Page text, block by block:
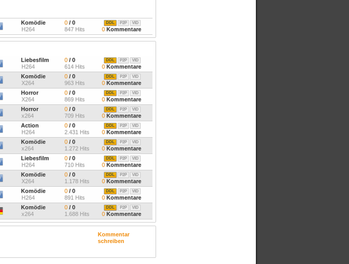
Komödie
H264
0 / 0
847 Hits
VID
P2P
DDL
0 Kommentare
Liebesfilm
H264
0 / 0
614 Hits
VID
P2P
DDL
0 Kommentare
Komödie
X264
0 / 0
963 Hits
VID
P2P
DDL
0 Kommentare
Horror
X264
0 / 0
869 Hits
VID
P2P
DDL
0 Kommentare
Horror
x264
0 / 0
709 Hits
VID
P2P
DDL
0 Kommentare
Action
H264
0 / 0
2.431 Hits
VID
P2P
DDL
0 Kommentare
Komödie
x264
0 / 0
1.272 Hits
VID
P2P
DDL
0 Kommentare
Liebesfilm
H264
0 / 0
710 Hits
VID
P2P
DDL
0 Kommentare
Komödie
X264
0 / 0
1.178 Hits
VID
P2P
DDL
0 Kommentare
Komödie
H264
0 / 0
891 Hits
VID
P2P
DDL
0 Kommentare
Komödie
x264
0 / 0
1.688 Hits
VID
P2P
DDL
0 Kommentare
Kommentar
schreiben